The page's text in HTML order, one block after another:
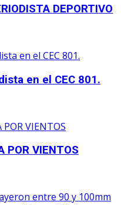
DEPORTIVO
en el CEC 801.
POR VIENTOS